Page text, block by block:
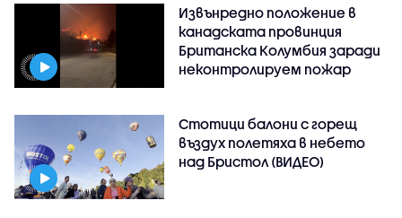
Извънредно положение в
канадската провинция
Британска Колумбия заради
неконтролируем пожар
Стотици балони с горещ
въздух полетяха в небето
над Бристол (ВИДЕО)